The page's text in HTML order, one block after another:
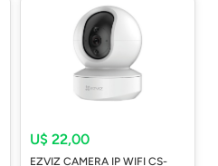
U$ 22,00
EZVIZ CAMERA IP WIFI CS-